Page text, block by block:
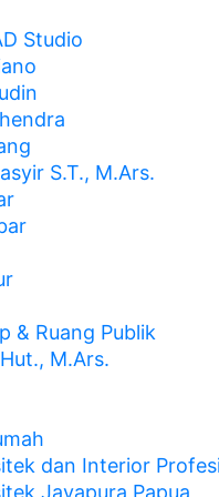
Studio
S.T., M.Ars.
& Ruang Publik
M.Ars.
dan Interior
Jayapura Papua